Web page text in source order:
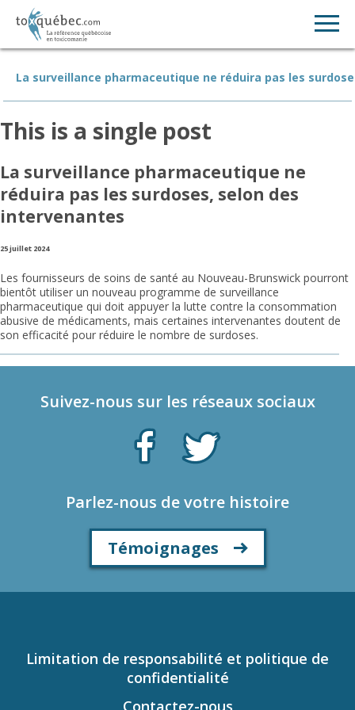
La surveillance pharmaceutique ne réduira pas les
This is a single post
La surveillance pharmaceutique ne
réduira pas les surdoses, selon des
intervenantes
25 juillet 2024
Les fournisseurs de soins de santé au Nouveau-Brunswick pourront
bientôt utiliser un nouveau programme de surveillance
pharmaceutique qui doit appuyer la lutte contre la consommation
abusive de médicaments, mais certaines intervenantes doutent de
son efficacité pour réduire le nombre de surdoses.
Suivez-nous sur les réseaux sociaux
Parlez-nous de votre histoire
Témoignages
Limitation de responsabilité et politique de
confidentialité
Contactez-nous